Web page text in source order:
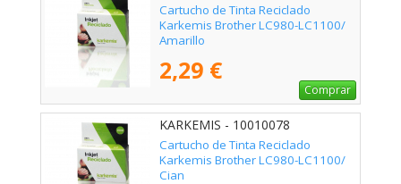
Cartucho de Tinta Reciclado
Karkemis Brother LC980-LC1100/
Amarillo
2,29 €
Comprar
KARKEMIS - 10010078
Cartucho de Tinta Reciclado
Karkemis Brother LC980-LC1100/
Cian